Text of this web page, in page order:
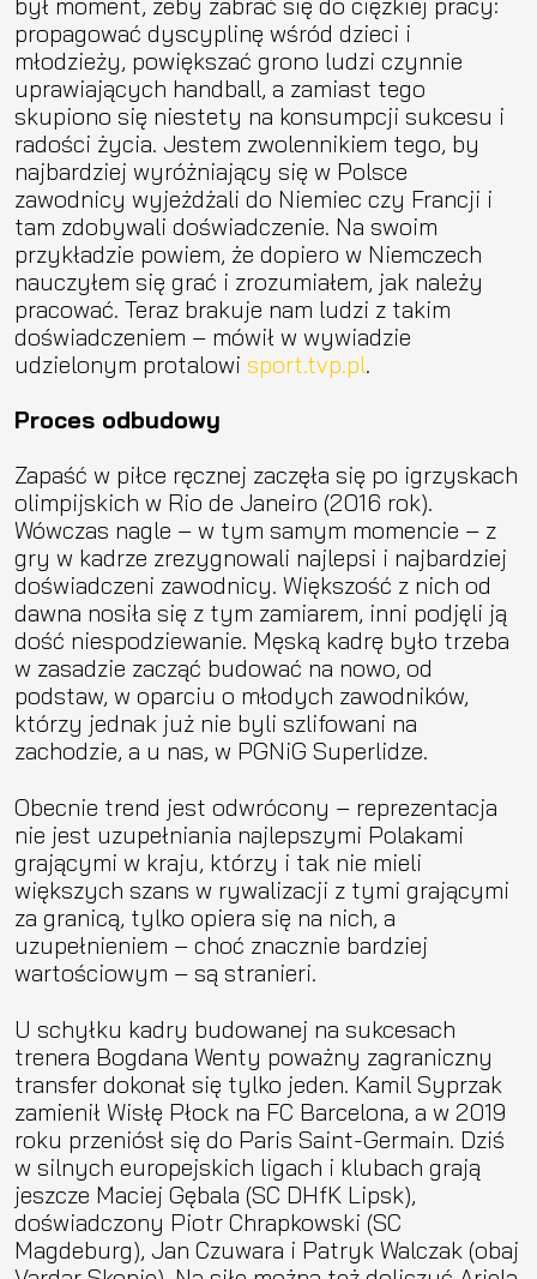
propagować dyscyplinę wśród dzieci i
młodzieży, powiększać grono ludzi czynnie
uprawiających handball, a zamiast tego
skupiono się niestety na konsumpcji sukcesu i
radości życia. Jestem zwolennikiem tego, by
najbardziej wyróżniający się w Polsce
zawodnicy wyjeżdżali do Niemiec czy Francji i
tam zdobywali doświadczenie. Na swoim
przykładzie powiem, że dopiero w Niemczech
nauczyłem się grać i zrozumiałem, jak należy
pracować. Teraz brakuje nam ludzi z takim
doświadczeniem – mówił w wywiadzie
udzielonym protalowi sport.tvp.pl.
Proces odbudowy
Zapaść w piłce ręcznej zaczęła się po igrzyskach
olimpijskich w Rio de Janeiro (2016 rok).
Wówczas nagle – w tym samym momencie – z
gry w kadrze zrezygnowali najlepsi i najbardziej
doświadczeni zawodnicy. Większość z nich od
dawna nosiła się z tym zamiarem, inni podjęli ją
dość niespodziewanie. Męską kadrę było trzeba
w zasadzie zacząć budować na nowo, od
podstaw, w oparciu o młodych zawodników,
którzy jednak już nie byli szlifowani na
zachodzie, a u nas, w PGNiG Superlidze.
Obecnie trend jest odwrócony – reprezentacja
nie jest uzupełniania najlepszymi Polakami
grającymi w kraju, którzy i tak nie mieli
większych szans w rywalizacji z tymi grającymi
za granicą, tylko opiera się na nich, a
uzupełnieniem – choć znacznie bardziej
wartościowym – są stranieri.
U schyłku kadry budowanej na sukcesach
trenera Bogdana Wenty poważny zagraniczny
transfer dokonał się tylko jeden. Kamil Syprzak
zamienił Wisłę Płock na FC Barcelona, a w 2019
roku przeniósł się do Paris Saint-Germain. Dziś
w silnych europejskich ligach i klubach grają
jeszcze Maciej Gębala (SC DHfK Lipsk),
doświadczony Piotr Chrapkowski (SC
Magdeburg), Jan Czuwara i Patryk Walczak (obaj